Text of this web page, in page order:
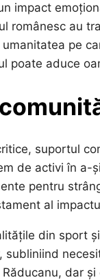
impact
românesc au
pe
poate aduce
suportul
de activi în a-
pentru
al
din sport
subliniind
dar